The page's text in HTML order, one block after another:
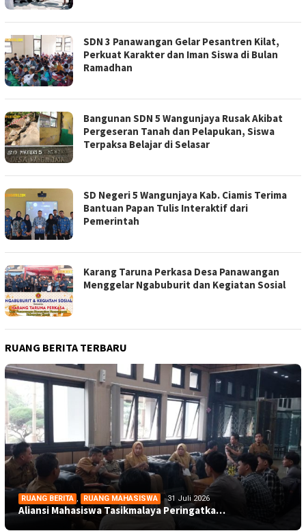
SDN 3 Panawangan Gelar Pesantren Kilat,
Perkuat Karakter dan Iman Siswa di Bulan
Ramadhan
Bangunan SDN 5 Wangunjaya Rusak Akibat
Pergeseran Tanah dan Pelapukan, Siswa
Terpaksa Belajar di Selasar
SD Negeri 5 Wangunjaya Kab. Ciamis Terima
Bantuan Papan Tulis Interaktif dari
Pemerintah
Karang Taruna Perkasa Desa Panawangan
Menggelar Ngabuburit dan Kegiatan Sosial
RUANG BERITA TERBARU
RUANG BERITA , RUANG MAHASISWA 31 Juli 2026
Aliansi Mahasiswa Tasikmalaya Peringatka…